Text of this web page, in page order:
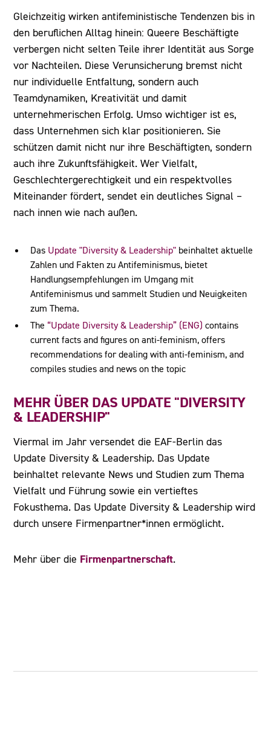
Gleichzeitig wirken antifeministische Tendenzen bis in
den beruflichen Alltag hinein: Queere Beschäftigte
verbergen nicht selten Teile ihrer Identität aus Sorge
vor Nachteilen. Diese Verunsicherung bremst nicht
nur individuelle Entfaltung, sondern auch
Teamdynamiken, Kreativität und damit
unternehmerischen Erfolg. Umso wichtiger ist es,
dass Unternehmen sich klar positionieren. Sie
schützen damit nicht nur ihre Beschäftigten, sondern
auch ihre Zukunftsfähigkeit. Wer Vielfalt,
Geschlechtergerechtigkeit und ein respektvolles
Miteinander fördert, sendet ein deutliches Signal –
nach innen wie nach außen.
Das Update "Diversity & Leadership" beinhaltet aktuelle
Zahlen und Fakten zu Antifeminismus, bietet
Handlungsempfehlungen im Umgang mit
Antifeminismus und sammelt Studien und Neuigkeiten
zum Thema.
The “Update Diversity & Leadership” (ENG) contains
current facts and figures on anti-feminism, offers
recommendations for dealing with anti-feminism, and
compiles studies and news on the topic
MEHR ÜBER DAS UPDATE "DIVERSITY
& LEADERSHIP"
Viermal im Jahr versendet die EAF-Berlin das
Update Diversity & Leadership. Das Update
beinhaltet relevante News und Studien zum Thema
Vielfalt und Führung sowie ein vertieftes
Fokusthema. Das Update Diversity & Leadership wird
durch unsere Firmenpartner*innen ermöglicht.
Mehr über die Firmenpartnerschaft.